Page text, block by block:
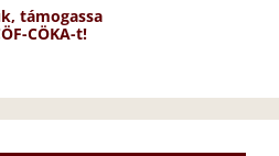
támogassa
CÖKA-t!